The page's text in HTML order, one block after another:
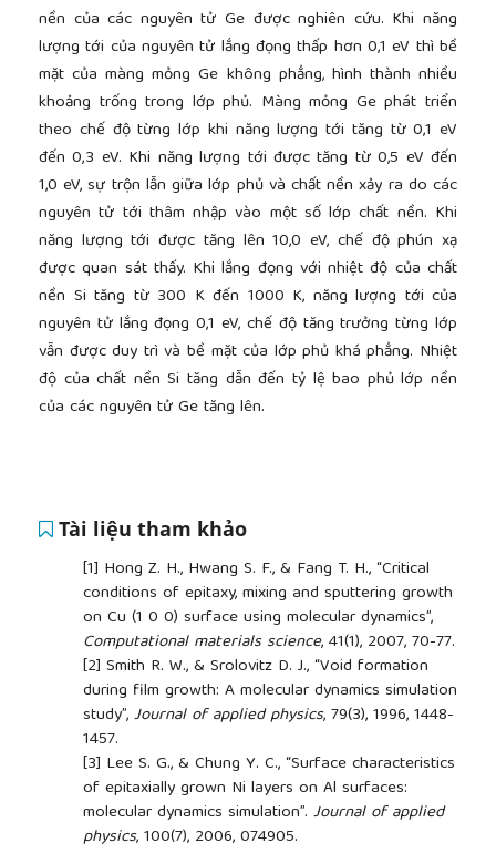
nền của các nguyên tử Ge được nghiên cứu. Khi năng
lượng tới của nguyên tử lắng đọng thấp hơn 0,1 eV thì bề
mặt của màng mỏng Ge không phẳng, hình thành nhiều
khoảng trống trong lớp phủ. Màng mỏng Ge phát triển
theo chế độ từng lớp khi năng lượng tới tăng từ 0,1 eV
đến 0,3 eV. Khi năng lượng tới được tăng từ 0,5 eV đến
1,0 eV, sự trộn lẫn giữa lớp phủ và chất nền xảy ra do các
nguyên tử tới thâm nhập vào một số lớp chất nền. Khi
năng lượng tới được tăng lên 10,0 eV, chế độ phún xạ
được quan sát thấy. Khi lắng đọng với nhiệt độ của chất
nền Si tăng từ 300 K đến 1000 K, năng lượng tới của
nguyên tử lắng đọng 0,1 eV, chế độ tăng trưởng từng lớp
vẫn được duy trì và bề mặt của lớp phủ khá phẳng. Nhiệt
độ của chất nền Si tăng dẫn đến tỷ lệ bao phủ lớp nền
của các nguyên tử Ge tăng lên.
Tài liệu tham khảo
[1] Hong Z. H., Hwang S. F., & Fang T. H., “Critical
conditions of epitaxy, mixing and sputtering growth
on Cu (1 0 0) surface using molecular dynamics”,
Computational materials science, 41(1), 2007, 70-77.
[2] Smith R. W., & Srolovitz D. J., “Void formation
during film growth: A molecular dynamics simulation
study”,Journal of applied physics, 79(3), 1996, 1448-
1457.
[3] Lee S. G., & Chung Y. C., “Surface characteristics
of epitaxially grown Ni layers on Al surfaces:
molecular dynamics simulation”. Journal of applied
physics, 100(7), 2006, 074905.